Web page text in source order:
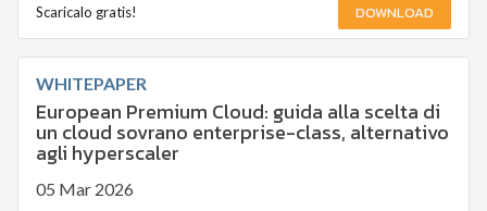
Scaricalo gratis! DOWNLOAD
WHITEPAPER
European Premium Cloud: guida alla scelta di
un cloud sovrano enterprise-class, alternativo
agli hyperscaler
05 Mar 2026